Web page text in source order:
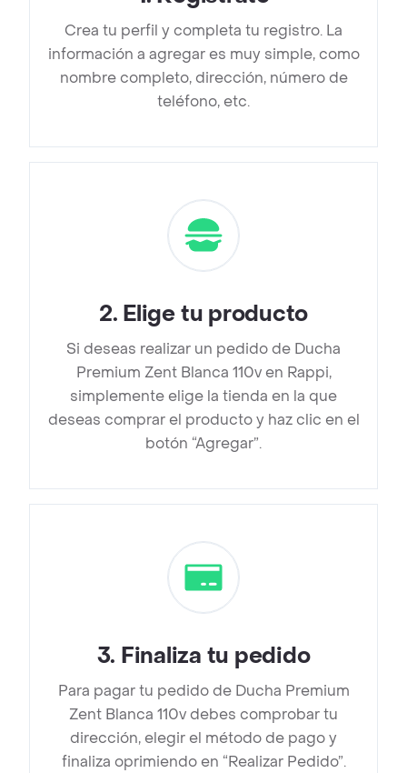
Crea tu perfil y completa tu registro. La
información a agregar es muy simple, como
nombre completo, dirección, número de
teléfono, etc.
2. Elige tu producto
Si deseas realizar un pedido de Ducha
Premium Zent Blanca 110v en Rappi,
simplemente elige la tienda en la que
deseas comprar el producto y haz clic en el
botón “Agregar”.
3. Finaliza tu pedido
Para pagar tu pedido de Ducha Premium
Zent Blanca 110v debes comprobar tu
dirección, elegir el método de pago y
finaliza oprimiendo en “Realizar Pedido”.